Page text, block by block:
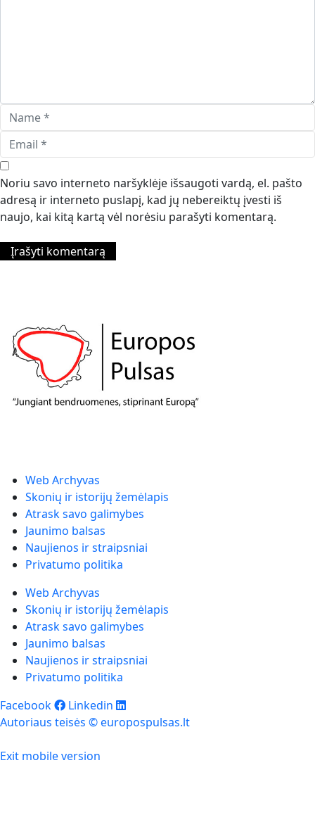
Noriu savo interneto naršyklėje išsaugoti vardą, el. pašto
adresą ir interneto puslapį, kad jų nebereiktų įvesti iš
naujo, kai kitą kartą vėl norėsiu parašyti komentarą.
Web Archyvas
Skonių ir istorijų žemėlapis
Atrask savo galimybes
Jaunimo balsas
Naujienos ir straipsniai
Privatumo politika
Web Archyvas
Skonių ir istorijų žemėlapis
Atrask savo galimybes
Jaunimo balsas
Naujienos ir straipsniai
Privatumo politika
Facebook
Linkedin
Autoriaus teisės © europospulsas.lt
Exit mobile version